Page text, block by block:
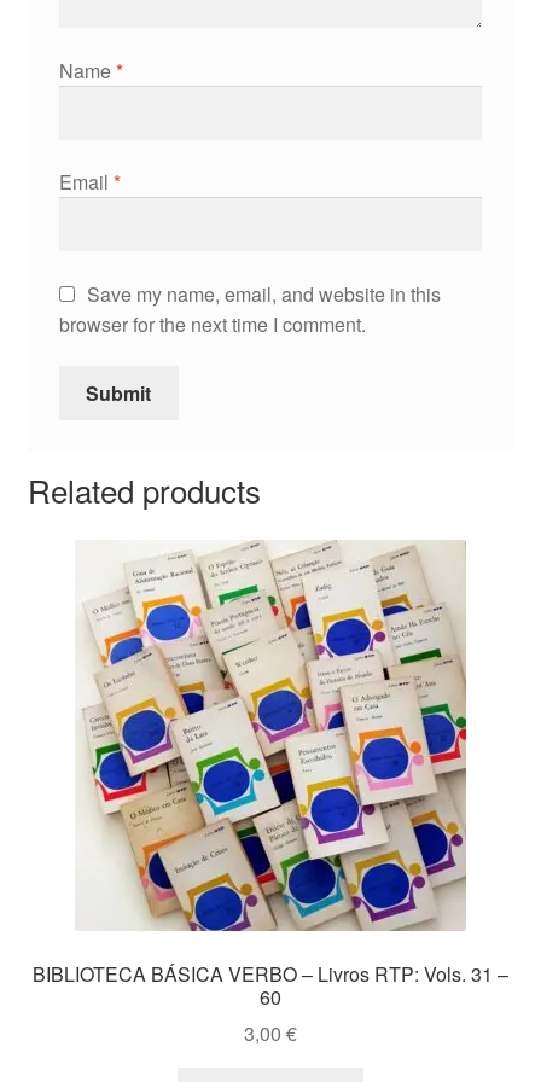
Name*
Email *
Save my name, email, and website in this
browser for the next time I comment.
Related products
BIBLIOTECA BÁSICA VERBO – Livros RTP: Vols. 31 –
60
3,00 €